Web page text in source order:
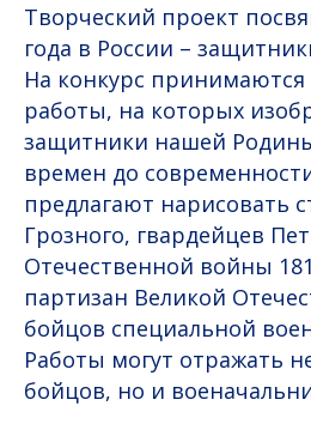
Творческий проект
года в России –
На конкурс принимаются
работы, на которых
защитники нашей
времен до
предлагают нарисовать
Грозного, гвардейцев
Отечественной войны
партизан Великой
бойцов специальной
Работы могут отражать
бойцов, но и